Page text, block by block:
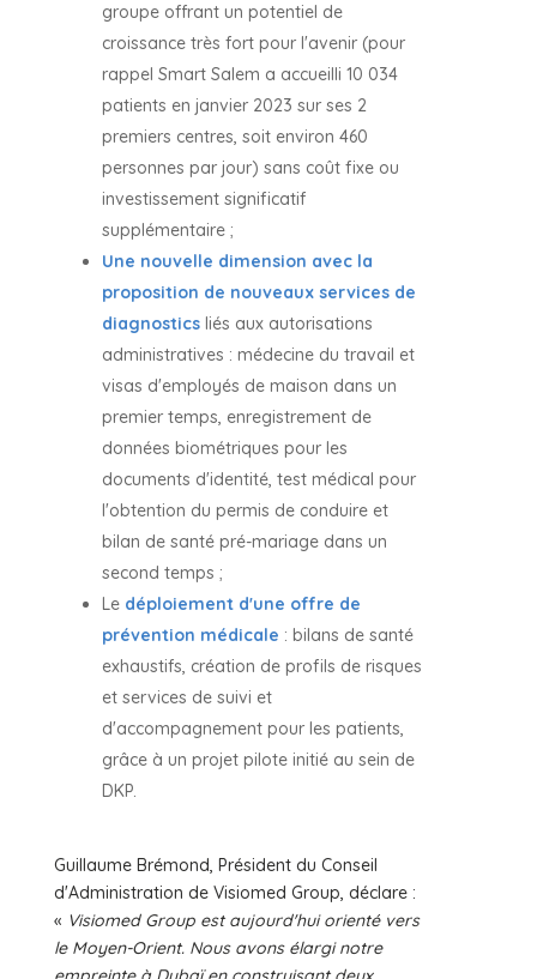
groupe offrant un potentiel de
croissance très fort pour l'avenir (pour
rappel Smart Salem a accueilli 10 034
patients en janvier 2023 sur ses 2
premiers centres, soit environ 460
personnes par jour) sans coût fixe ou
investissement significatif
supplémentaire ;
Une nouvelle dimension avec la
proposition de nouveaux services de
diagnosticsliés aux autorisations
administratives : médecine du travail et
visas d'employés de maison dans un
premier temps, enregistrement de
données biométriques pour les
documents d'identité, test médical pour
l'obtention du permis de conduire et
bilan de santé pré-mariage dans un
second temps ;
Le déploiement d'une offre de
prévention médicale : bilans de santé
exhaustifs, création de profils de risques
et services de suivi et
d'accompagnement pour les patients,
grâce à un projet pilote initié au sein de
DKP.
Guillaume Brémond, Président du Conseil
d'Administration de Visiomed Group, déclare :
« Visiomed Group est aujourd'hui orienté vers
le Moyen-Orient. Nous avons élargi notre